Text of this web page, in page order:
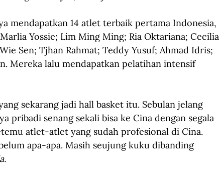
mendapatkan 14 atlet terbaik pertama Indonesia,
Yossie; Lim Ming Ming; Ria Oktariana; Cecilia
Sen; Tjhan Rahmat; Teddy Yusuf; Ahmad Idris;
Mereka lalu mendapatkan pelatihan intensif
sekarang jadi hall basket itu. Sebulan jelang
pribadi senang sekali bisa ke Cina dengan segala
atlet-atlet yang sudah profesional di Cina.
apa-apa. Masih seujung kuku dibanding